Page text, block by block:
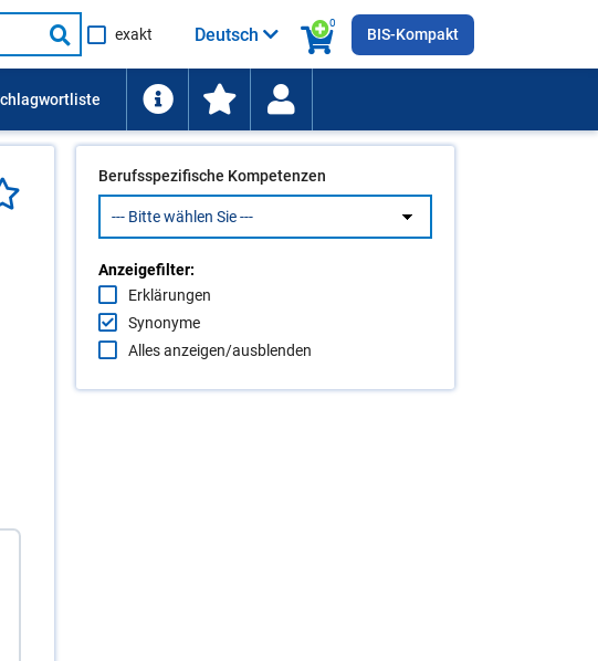
Suche
starten
exakt
0
Deutsch BIS-Kompakt
Berufsspezifische Kompetenzen
Anzeigefilter:
Erklärungen
Synonyme
Alles anzeigen/ausblenden